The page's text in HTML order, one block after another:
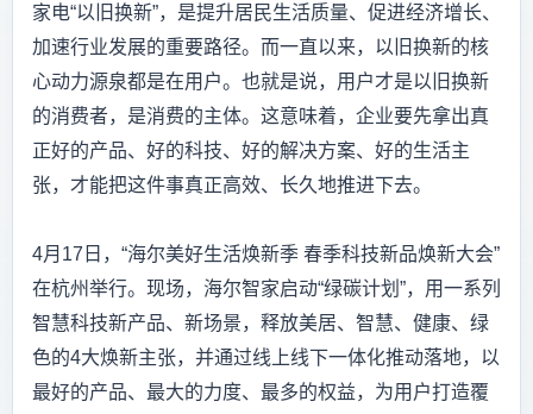
家电“以旧换新”，是提升居民生活质量、促进经济增长、
加速行业发展的重要路径。而一直以来，以旧换新的核
心动力源泉都是在用户。也就是说，用户才是以旧换新
的消费者，是消费的主体。这意味着，企业要先拿出真
正好的产品、好的科技、好的解决方案、好的生活主
张，才能把这件事真正高效、长久地推进下去。
4月17日，“海尔美好生活焕新季 春季科技新品焕新大会”
在杭州举行。现场，海尔智家启动“绿碳计划”，用一系列
智慧科技新产品、新场景，释放美居、智慧、健康、绿
色的4大焕新主张，并通过线上线下一体化推动落地，以
最好的产品、最大的力度、最多的权益，为用户打造覆